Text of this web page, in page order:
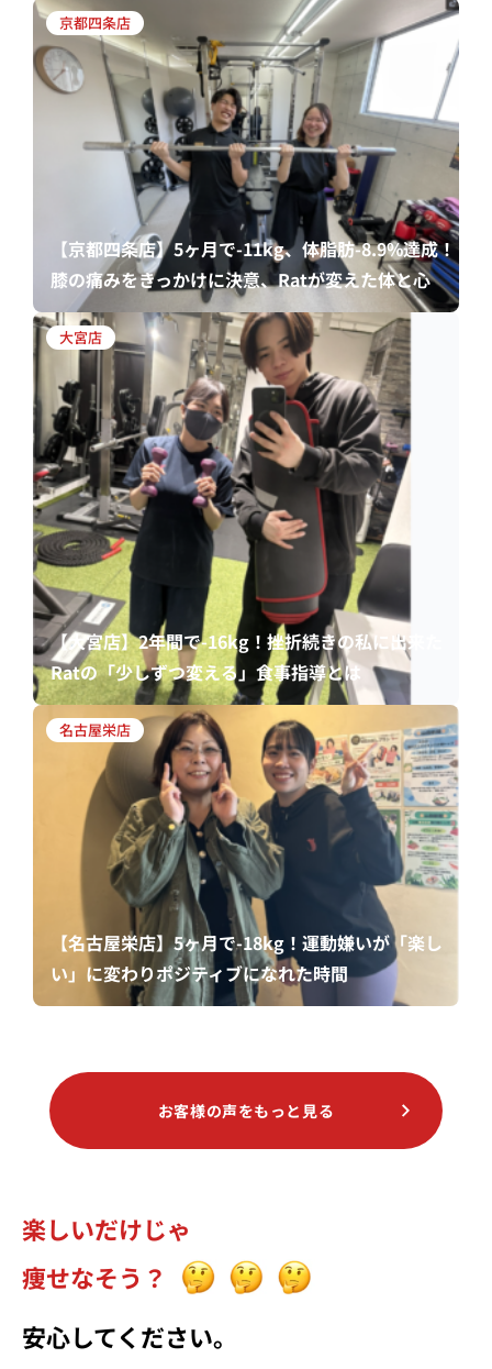
京都四条店
【京都四条店】5ヶ月で-11kg、体脂肪-8.9%達成！
膝の痛みをきっかけに決意、Ratが変えた体と心
大宮店
【大宮店】2年間で-16kg！挫折続きの私に出来た
Ratの「少しずつ変える」食事指導とは
名古屋栄店
【名古屋栄店】5ヶ月で-18kg！運動嫌いが「楽し
い」に変わりポジティブになれた時間
お客様の声をもっと見る
楽しいだけじゃ
痩せなそう？
安心してください。